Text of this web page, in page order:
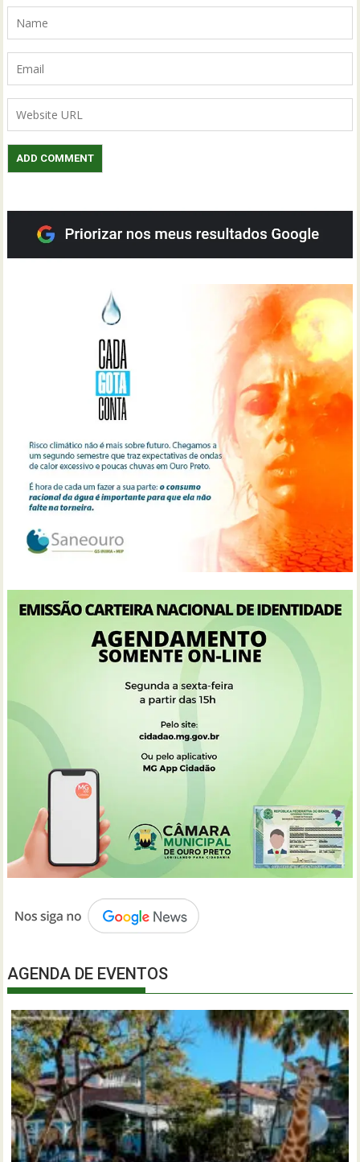
AGENDA DE EVENTOS